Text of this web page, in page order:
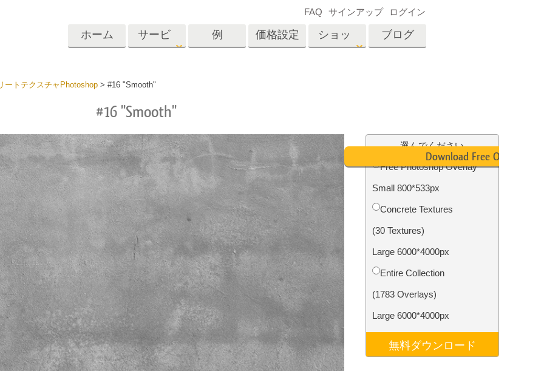
ホーム サービ
ービス
真編集サービ
ス
AIが生成した衣料品モデ
ル
画像操作料理内容
写真入力アプリケーショ
ッチ製品内容 ジュエリーレタッチ製品
内容
AIトレーニングデータ Video Editing Services
例 価格設定 ショッ
ィールプリ
コレクショ
Photoshop
Photoshopアクション
Photoshopオーバーレイ
Photoshopテクスチャ
Psアクションコレクシ
ョン全体
Psはコレクション全体
をオーバーレイしま
す
プレート
バレンタインデーカ
ード
結婚式招待状
子供の誕生日の招待
ビデオオーバーレイ
ブログ
FAQ サインアップ ログイン
ートテクスチャPhotoshop> #16 "Smooth"
#16 "Smooth"
選んでください
Free Photoshop Overlay
Small 800*533px
Concrete Textures
(30 Textures)
Large 6000*4000px
Entire Collection
(1783 Overlays)
Large 6000*4000px
無料ダウンロード
Download Free Overlay